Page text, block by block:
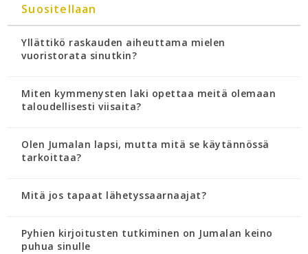
Suositellaan
Yllättikö raskauden aiheuttama mielen
vuoristorata sinutkin?
Miten kymmenysten laki opettaa meitä olemaan
taloudellisesti viisaita?
Olen Jumalan lapsi, mutta mitä se käytännössä
tarkoittaa?
Mitä jos tapaat lähetyssaarnaajat?
Pyhien kirjoitusten tutkiminen on Jumalan keino
puhua sinulle